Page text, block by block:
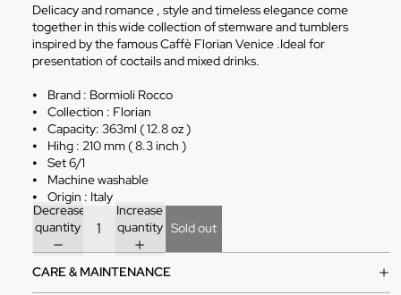
Delicacy and romance , style and timeless elegance come
together in this wide collection of stemware and tumblers
inspired by the famous Caffè Florian Venice .Ideal for
presentation of coctails and mixed drinks.
⦁ Brand : Bormioli Rocco
⦁ Collection : Florian
⦁ Capacity: 363ml ( 12.8 oz )
⦁ Hihg : 210 mm ( 8.3 inch )
⦁ Set 6/1
⦁ Machine washable
⦁ Origin : Italy
Decrease
quantity
Increase
quantity Sold out
CARE & MAINTENANCE